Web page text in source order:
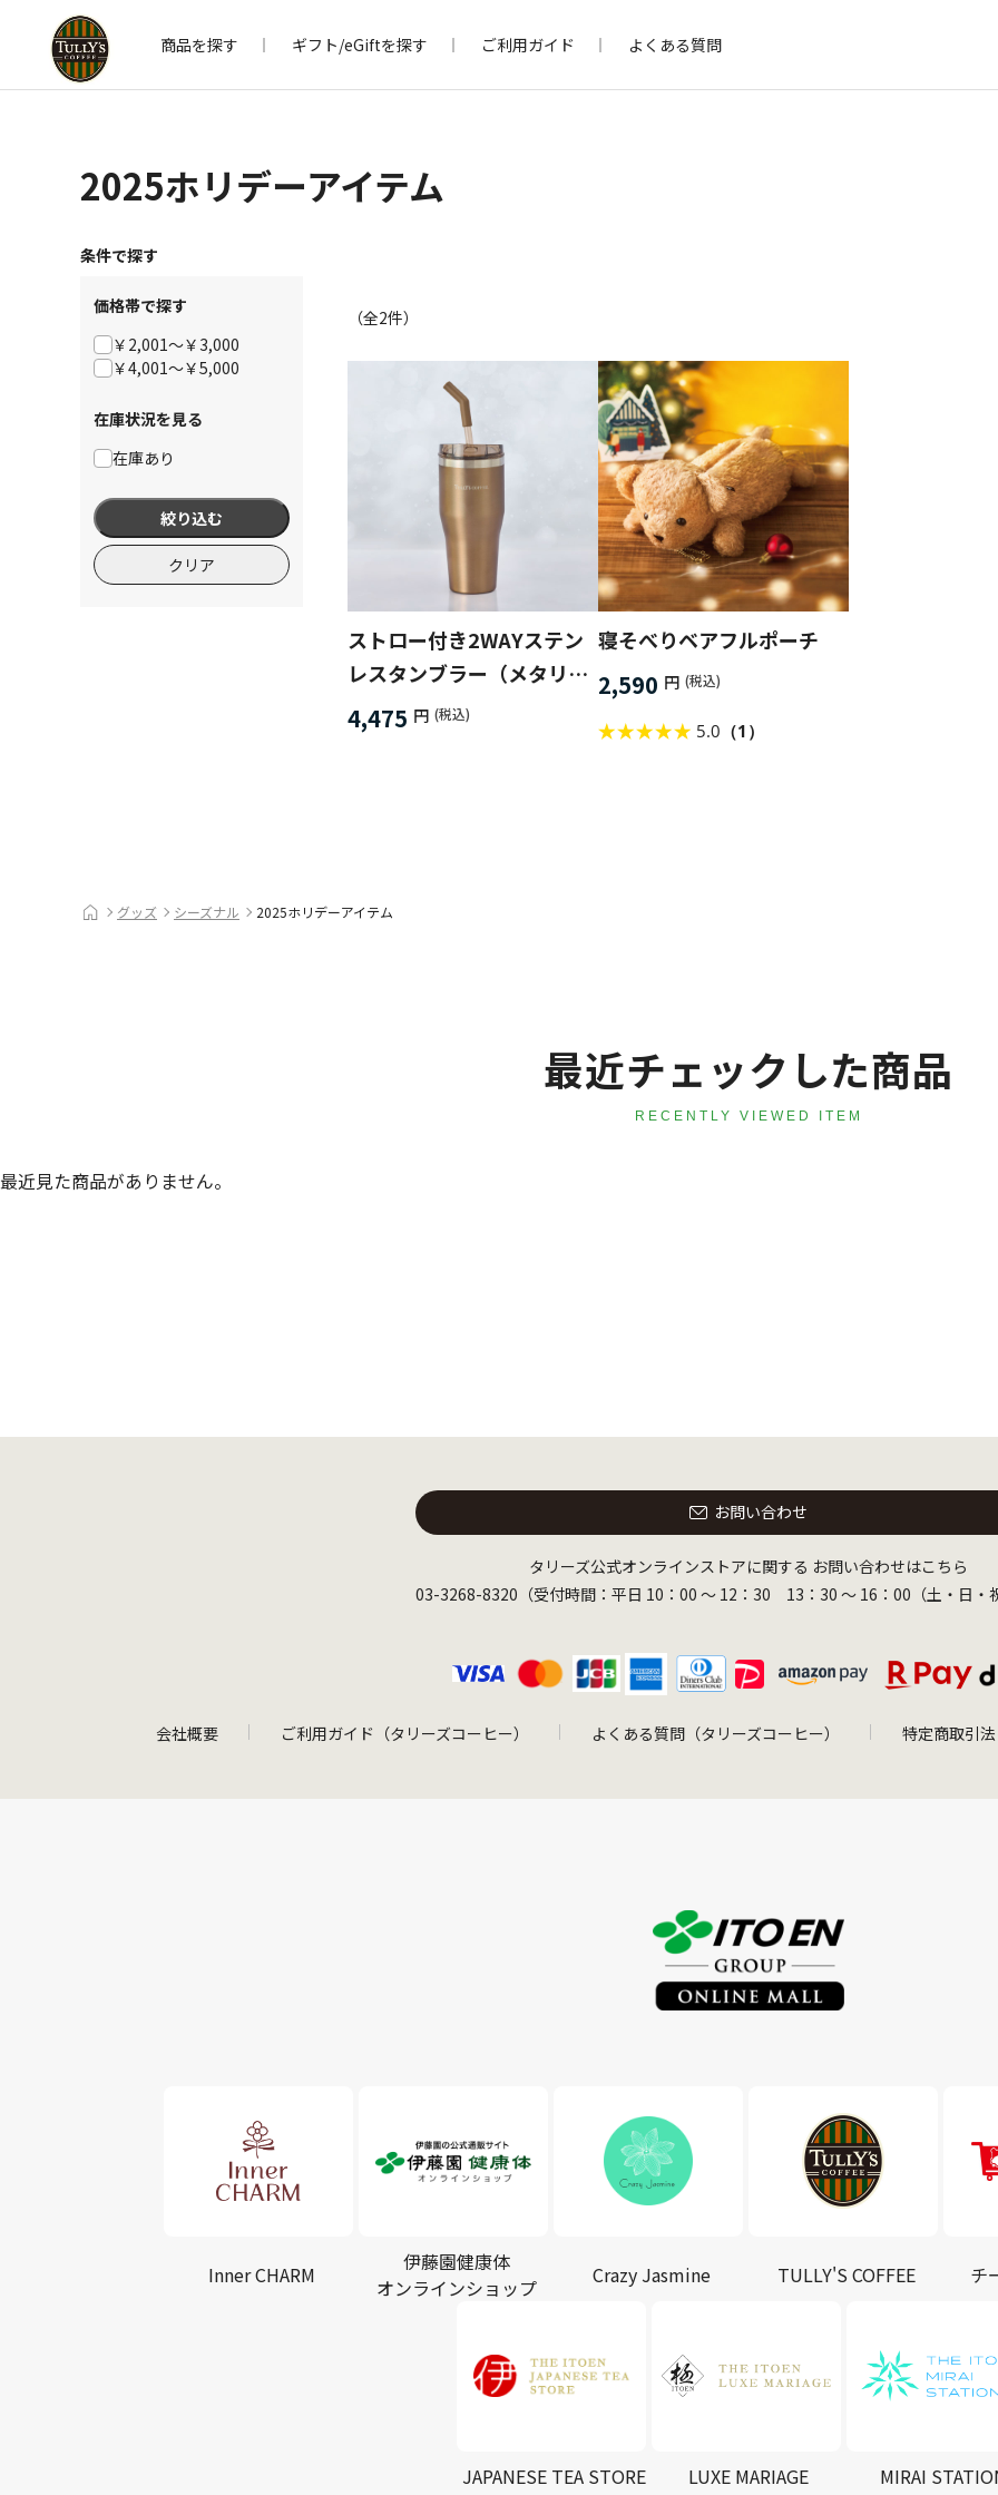
商品を探す ギフト/eGiftを探す ご利用ガイド よくある質問
2025ホリデーアイテム
条件で探す
価格帯で探す
￥2,001～￥3,000
￥4,001～￥5,000
在庫状況を見る
在庫あり
絞り込む
クリア
（全2件）
ストロー付き2WAYステン
レスタンブラー（メタリッ
ク）
4,475 円 (税込)
寝そべりベアフルポーチ
2,590 円 (税込)
5.0 （1）
グッズ シーズナル 2025ホリデーアイテム
最近チェックした商品
RECENTLY VIEWED ITEM
最近見た商品がありません。
お問い合わせ
タリーズ公式オンラインストアに関する お問い合わせはこちら
03-3268-8320（受付時間：平日 10：00 ～ 12：30 13：30 ～ 16：00（土・日・
会社概要 ご利用ガイド（タリーズコーヒー） よくある質問（タリーズコーヒー） 特定商取引
Inner CHARM
伊藤園健康体
オンラインショップ
Crazy Jasmine TULLY'S COFFEE チ
JAPANESE TEA STORE LUXE MARIAGE MIRAI